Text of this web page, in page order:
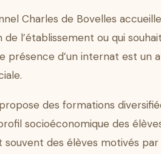
Charles de Bovelles
l’établissement ou qui
présence d’un internat est un
des formations
socioéconomique des
des élèves motivés